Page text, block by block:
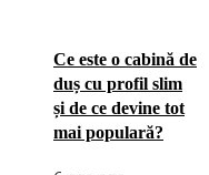
Ce este o cabină de
duș cu profil slim
și de ce devine tot
mai populară?